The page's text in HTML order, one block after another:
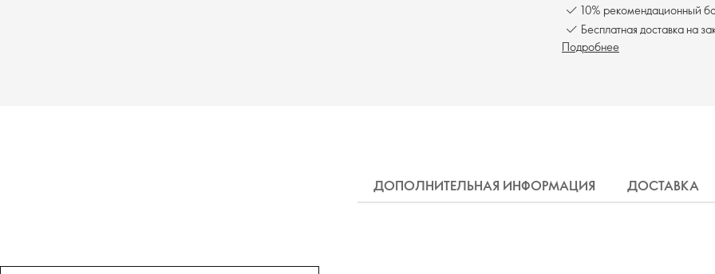
10% рекомендационный
Бесплатная доставка на
Подробнее
ДОПОЛНИТЕЛЬНАЯ ИНФОРМАЦИЯ ДОСТАВКА